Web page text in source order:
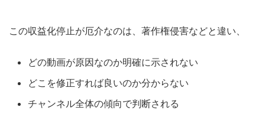
この収益化停止が厄介なのは、著作権侵害などと違い、
どの動画が原因なのか明確に示されない
どこを修正すれば良いのか分からない
チャンネル全体の傾向で判断される